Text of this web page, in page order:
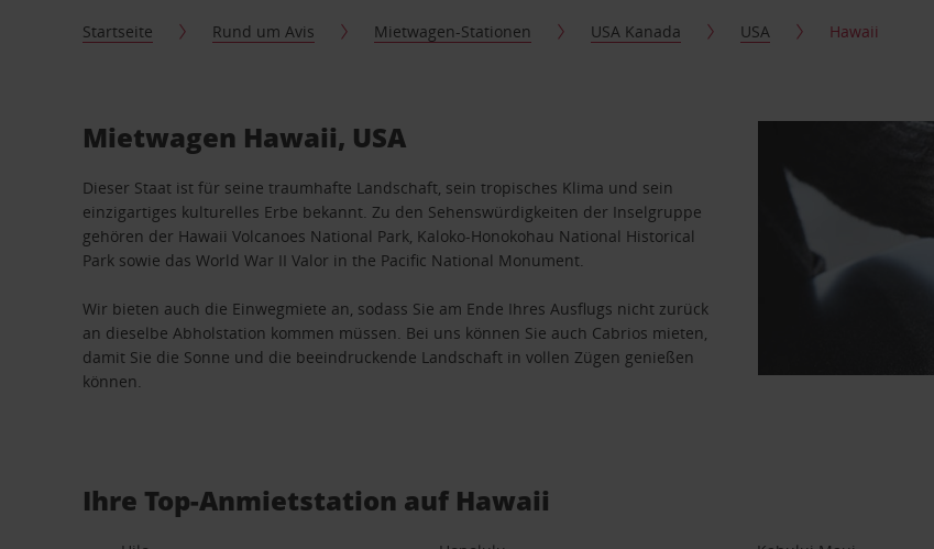
Startseite Rund um Avis Mietwagen-Stationen USA Kanada USA Hawaii
Mietwagen Hawaii, USA
Dieser Staat ist für seine traumhafte Landschaft, sein tropisches Klima und sein
einzigartiges kulturelles Erbe bekannt. Zu den Sehenswürdigkeiten der Inselgruppe
gehören der Hawaii Volcanoes National Park, Kaloko-Honokohau National Historical
Park sowie das World War II Valor in the Pacific National Monument.
Wir bieten auch die Einwegmiete an, sodass Sie am Ende Ihres Ausflugs nicht zurück
an dieselbe Abholstation kommen müssen. Bei uns können Sie auch Cabrios mieten,
damit Sie die Sonne und die beeindruckende Landschaft in vollen Zügen genießen
können.
Ihre Top-Anmietstation auf Hawaii